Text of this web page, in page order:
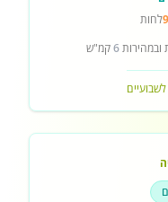
לחות
ובמהירות6קמ"ש